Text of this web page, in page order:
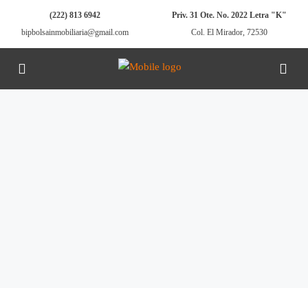
(222) 813 6942
bipbolsainmobiliaria@gmail.com
Priv. 31 Ote. No. 2022 Letra "K"
Col. El Mirador, 72530